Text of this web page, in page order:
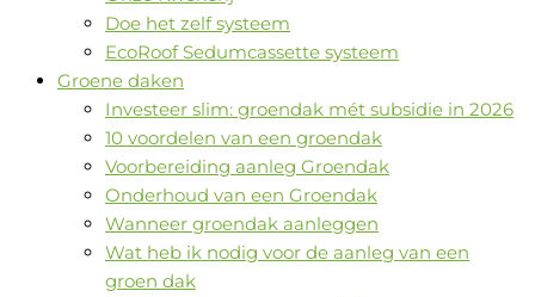
Doe het zelf systeem
EcoRoof Sedumcassette systeem
Groene daken
Investeer slim: groendak mét subsidie in 2026
10 voordelen van een groendak
Voorbereiding aanleg Groendak
Onderhoud van een Groendak
Wanneer groendak aanleggen
Wat heb ik nodig voor de aanleg van een
groen dak